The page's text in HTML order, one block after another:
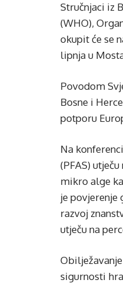
Stručnjaci iz
(WHO),
okupit će se
lipnja u
Povodom
Bosne i
potporu
Na
(PFAS)
mikro alge
je povjerenje
razvoj
utječu na
sigurnosti